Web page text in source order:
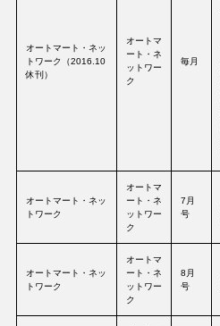
オートマート・ネッ
トワーク（2016.10
休刊）
オートマ
ート・ネ
ットワー
ク
毎月
オートマート・ネッ
トワーク
オートマ
ート・ネ
ットワー
ク
7月
号
オートマート・ネッ
トワーク
オートマ
ート・ネ
ットワー
ク
8月
号